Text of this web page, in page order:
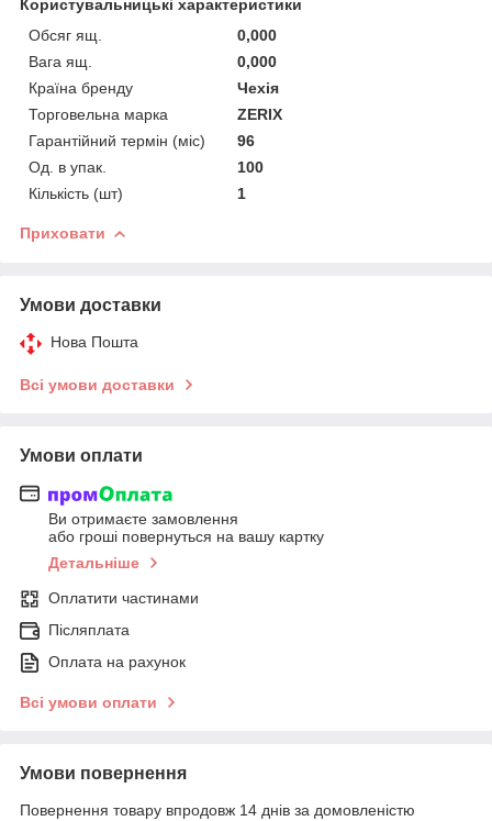
Користувальницькі характеристики
Обсяг ящ.
0,000
Вага ящ.
0,000
Країна бренду
Чехія
Торговельна марка
ZERIX
Гарантійний термін (міс)
96
Од. в упак.
100
Кількість (шт)
1
Приховати
Умови доставки
Нова Пошта
Всі умови доставки
Умови оплати
Ви отримаєте замовлення
або гроші повернуться на вашу картку
Детальніше
Оплатити частинами
Післяплата
Оплата на рахунок
Всі умови оплати
Умови повернення
Повернення товару впродовж 14 днів за домовленістю